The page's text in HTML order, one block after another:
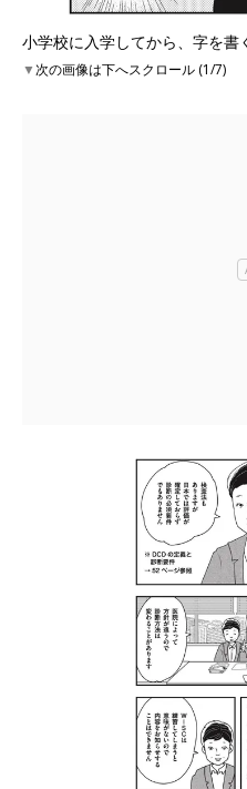
小学校に入学してから、字を書
▼次の画像は下へスクロール (1/7)